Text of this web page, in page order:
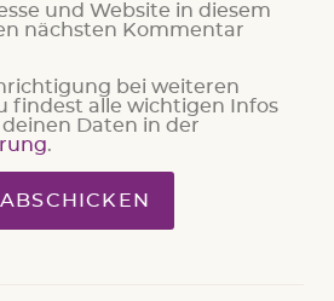
und Website in diesem
nächsten Kommentar
bei weiteren
findest alle wichtigen Infos
Daten in der
.